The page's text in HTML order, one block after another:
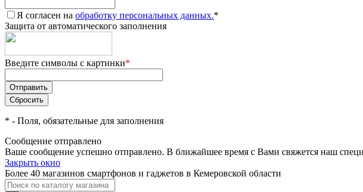
Я согласен на обработку персональных данных.*
Защита от автоматического заполнения
Введите символы с картинки*
* - Поля, обязательные для заполнения
Сообщение отправлено
Ваше сообщение успешно отправлено. В ближайшее время с Вами свяжется наш
Закрыть окно
Более 40 магазинов смартфонов и гаджетов в Кемеровской области